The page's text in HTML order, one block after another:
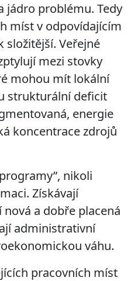
jádro problému. Tedy
míst v odpovídajícím
složitější. Veřejné
mezi stovky
mohou mít lokální
strukturální deficit
energie
koncentrace zdrojů
nikoli
Získávají
a dobře placená
administrativní
váhu.
pracovních míst